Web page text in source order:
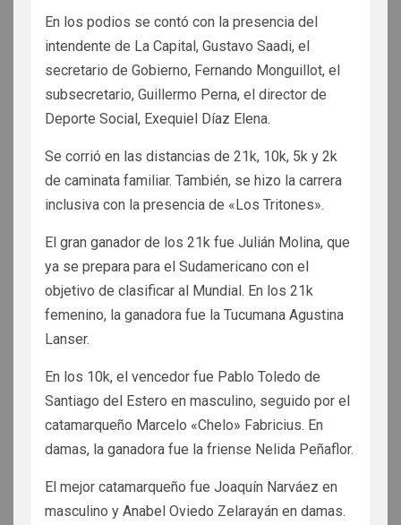
En los podios se contó con la presencia del
intendente de La Capital, Gustavo Saadi, el
secretario de Gobierno, Fernando Monguillot, el
subsecretario, Guillermo Perna, el director de
Deporte Social, Exequiel Díaz Elena.
Se corrió en las distancias de 21k, 10k, 5k y 2k
de caminata familiar. También, se hizo la carrera
inclusiva con la presencia de «Los Tritones».
El gran ganador de los 21k fue Julián Molina, que
ya se prepara para el Sudamericano con el
objetivo de clasificar al Mundial. En los 21k
femenino, la ganadora fue la Tucumana Agustina
Lanser.
En los 10k, el vencedor fue Pablo Toledo de
Santiago del Estero en masculino, seguido por el
catamarqueño Marcelo «Chelo» Fabricius. En
damas, la ganadora fue la friense Nelida Peñaflor.
El mejor catamarqueño fue Joaquín Narváez en
masculino y Anabel Oviedo Zelarayán en damas.